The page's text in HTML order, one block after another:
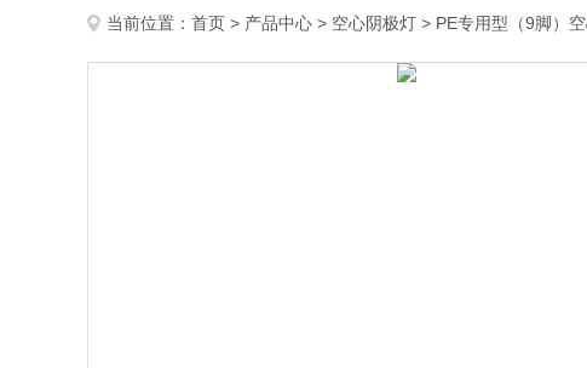
当前位置： 首页 > 产品中心 > 空心阴极灯 > PE专用型（9脚）